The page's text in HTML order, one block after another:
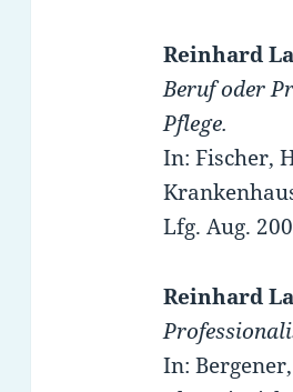
Reinhard
Beruf oder
Pflege.
In: Fischer,
Lfg. Aug.
Reinhard
In: